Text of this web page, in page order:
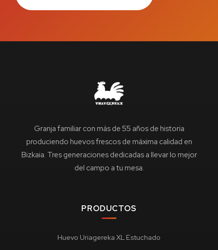
Granja familiar con más de 55 años de historia
produciendo huevos frescos de máxima calidad en
Bizkaia. Tres generaciones dedicadas a llevar lo mejor
del campo a tu mesa.
PRODUCTOS
Huevo Uriagereka XL Estuchado